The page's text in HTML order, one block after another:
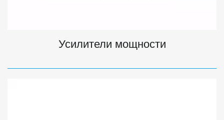
Усилители мощности